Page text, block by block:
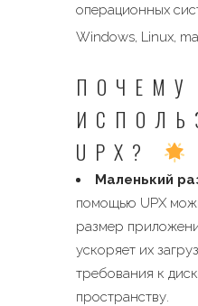
операционных
Windows, Linux,
ПОЧЕМУ
UPX?
Маленький
помощью UPX
размер
ускоряет их
требования к
пространству.